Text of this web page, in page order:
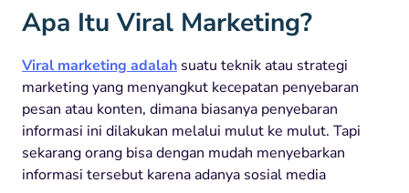
Apa Itu Viral Marketing?
Viral marketing adalah suatu teknik atau strategi
marketing yang menyangkut kecepatan penyebaran
pesan atau konten, dimana biasanya penyebaran
informasi ini dilakukan melalui mulut ke mulut. Tapi
sekarang orang bisa dengan mudah menyebarkan
informasi tersebut karena adanya sosial media